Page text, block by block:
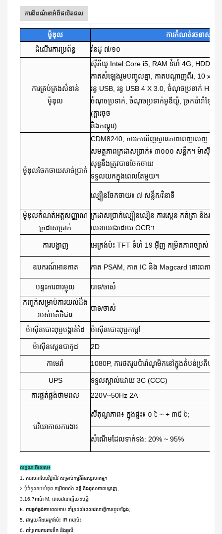
ការពិពណ៌នាអំពីផលិតផល
ម៉ូឌុល
ការកំណត់រចនាសម្ព័ន្
ដំណើរការប្រព័ន្ធ
វីនដូ ៧/១០
ការគ្រប់គ្រងសំខាន់
ម៉ូឌុល
ស៊ីភីយូ Intel Core i5, RAM ទំហំ 4G, HDD ទំហំ
កាតសំឡេងរួមបញ្ចូលគ្នា, កាតបណ្តាញពីរ, 10 x
រន្ធ USB, រន្ធ USB 4 X 3.0, ចំណុចប្រទាក់
ចំណុចប្រទាក់, ចំណុចប្រទាក់អូឌីយ៉ូ, ច្រកប៉ារ៉ាឡែ
(ក្តារចុច
និងកណ្តុរ)
ម៉ូឌុលចែកចាយសាច់ប្រាក់
CDM8240; ការរកឃើញស្ថានភាពពេញលេញ និង
សមត្ថភាពក្រដាសប្រាក់៖ ៣០០០ សន្លឹក។ ម៉ាស៊ីនចែ
សុទ្ធនឹងត្រូវបានចែកចាយ
ទទួលយកក្នុងពេលតែមួយ។
ល្បឿនចែកចាយ៖ ៧ សន្លឹក/វិនាទី
ម៉ូឌុលកំណត់អត្តសញ្ញាណ
ក្រដាសប្រាក់
ក្រដាសប្រាក់ល្បឿនលឿន ការស្កេន កត់ត្រា និងរក្សា
លេខយោងដោយ OCR។
ការបង្ហាញ អេក្រង់ប៉ះ TFT ទំហំ 19 អ៊ីញ កម្រិតភាពច្បាស់
ឧបករណ៍អានកាត កាត PSAM, កាត IC និង Magcard គោរពតាម
បន្ទះការពារម្ជុល
បាទ/ចាស៎
កញ្ចក់​សម្រាប់​ការ​យល់​ដឹង​
របស់​អតិថិជន
បាទ/ចាស៎
ម៉ាស៊ីនបោះពុម្ពបង្កាន់ដៃ ម៉ាស៊ីនបោះពុម្ពកម្ដៅ
ម៉ាស៊ីនស្កេនបាកូដ 2D
កាមេរ៉ា 1080P, ការថតរូបប៉ារ៉ាណូមិកនៅក្នុងតំបន់ប្រតិបត្តិក
UPS
ទទួលស្គាល់ដោយ 3C (CCC)
ការផ្គត់ផ្គង់ថាមពល
220V~50Hz 2A
បរិយាកាសការងារ
សីតុណ្ហភាព៖ ក្នុងផ្ទះ៖ ០ ℃ ~ + ៣៥ ℃;
សំណើមដែលទាក់ទង: 20% ~ 95%
លក្ខណៈពិសេស៖
1. ការរចនាបែបវិជ្ជាជីវៈសម្រាប់កម្មវិធីឧស្សាហកម្ម។
2.មុំធំទូលាយបំផុត កម្រិតពណ៌ ពន្លឺ និងគុណភាពបង្ហាញ;
3. 16.7ពណ៌ M, ពេលវេលាឆ្លើយតបខ្លី;
៤. ការផ្គត់ផ្គង់ថាមពលទាប គាំទ្រដល់ពេលវេលាធ្វើការយូរអង្វែង;
5. ជាមួយនឹងអេក្រង់ប៉ះ IR ពហុប៉ះ;
6. គាំទ្រការការពារទឹក និងធូលី;